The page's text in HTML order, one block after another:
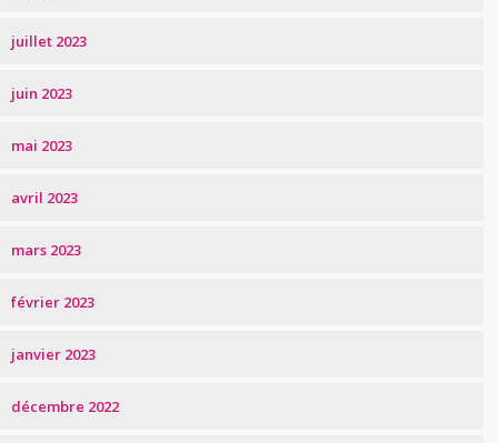
juillet 2023
juin 2023
mai 2023
avril 2023
mars 2023
février 2023
janvier 2023
décembre 2022